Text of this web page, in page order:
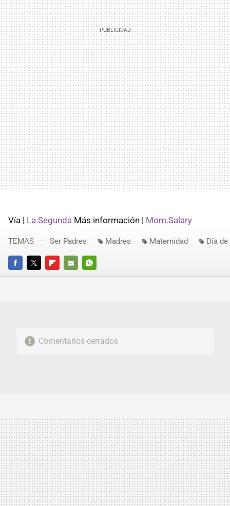
Vía | La Segunda Más información | Mom.Salary
FACEBOOKTWITTERFLIPBOARD
E-
WHATSAPP
TEMAS Ser Padres Madres Maternidad Día
Comentarios cerrados